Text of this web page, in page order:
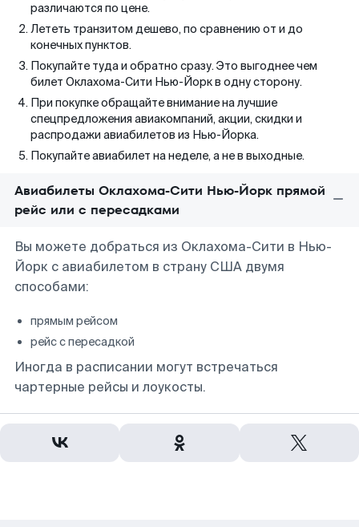
различаются по цене.
Лететь транзитом дешево, по сравнению от и до
конечных пунктов.
Покупайте туда и обратно сразу. Это выгоднее чем
билет Оклахома-Сити Нью-Йорк в одну сторону.
При покупке обращайте внимание на лучшие
спецпредложения авиакомпаний, акции, скидки и
распродажи авиабилетов из Нью-Йорка.
Покупайте авиабилет на неделе, а не в выходные.
Авиабилеты Оклахома-Сити Нью-Йорк прямой
рейс или с пересадками
Вы можете добраться из Оклахома-Сити в Нью-
Йорк с авиабилетом в страну США двумя
способами:
прямым рейсом
рейс с пересадкой
Иногда в расписании могут встречаться
чартерные рейсы и лоукосты.